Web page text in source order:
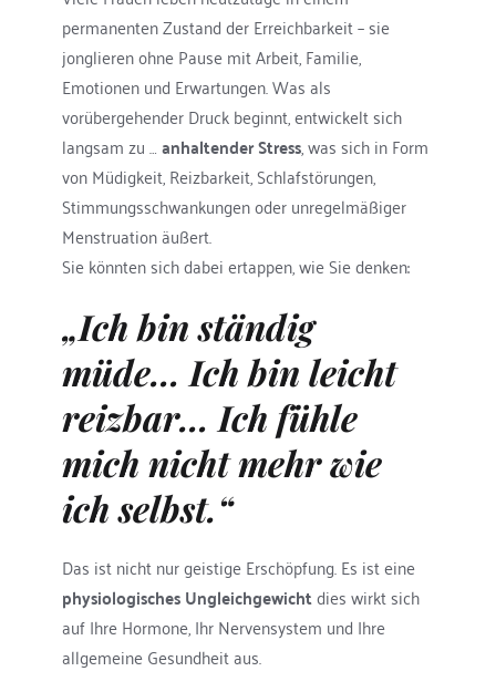
permanenten Zustand der Erreichbarkeit – sie
jonglieren ohne Pause mit Arbeit, Familie,
Emotionen und Erwartungen. Was als
vorübergehender Druck beginnt, entwickelt sich
langsam zu … anhaltender Stress, was sich in Form
von Müdigkeit, Reizbarkeit, Schlafstörungen,
Stimmungsschwankungen oder unregelmäßiger
Menstruation äußert.
Sie könnten sich dabei ertappen, wie Sie denken:
„Ich bin ständig
müde… Ich bin leicht
reizbar… Ich fühle
mich nicht mehr wie
ich selbst.“
Das ist nicht nur geistige Erschöpfung. Es ist eine
physiologisches Ungleichgewicht dies wirkt sich
auf Ihre Hormone, Ihr Nervensystem und Ihre
allgemeine Gesundheit aus.